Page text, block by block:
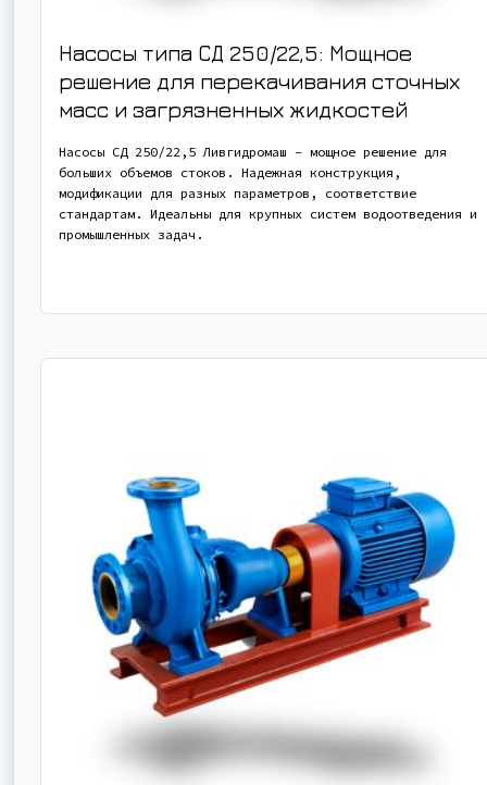
Насосы типа СД 250/22,5: Мощное
решение для перекачивания сточных
масс и загрязненных жидкостей
Насосы СД 250/22,5 Ливгидромаш – мощное решение для
больших объемов стоков. Надежная конструкция,
модификации для разных параметров, соответствие
стандартам. Идеальны для крупных систем водоотведения и
промышленных задач.